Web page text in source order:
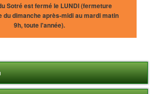
Sotré est fermé le LUNDI (fermeture
du dimanche après-midi au mardi matin
9h, toute l'année).